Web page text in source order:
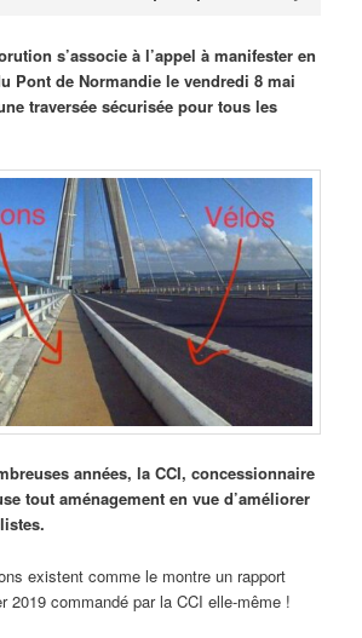
s’associe à l’appel à manifester en
Pont de Normandie le vendredi 8 mai
traversée sécurisée pour tous les
années, la CCI, concessionnaire
tout aménagement en vue d’améliorer
existent comme le montre un rapport
2019 commandé par la CCI elle-même !